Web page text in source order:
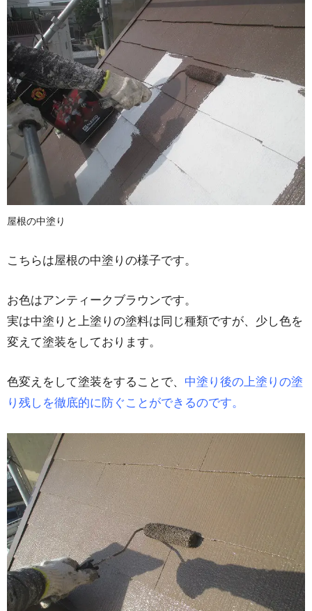
屋根の中塗り
こちらは屋根の中塗りの様子です。
お色はアンティークブラウンです。
実は中塗りと上塗りの塗料は同じ種類ですが、少し色を
変えて塗装をしております。
色変えをして塗装をすることで、 中塗り後の上塗りの塗
り残しを徹底的に防ぐことができるのです。